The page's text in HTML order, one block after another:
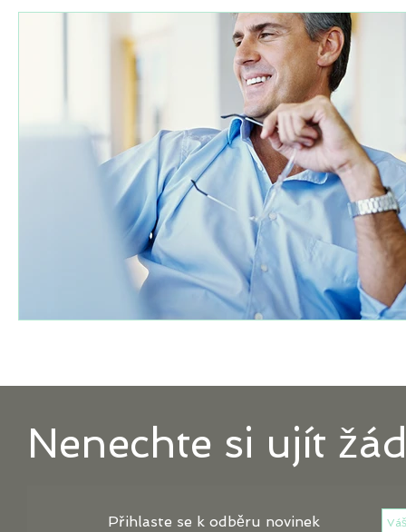
Nenechte si ujít
Přihlaste se k odběru novinek